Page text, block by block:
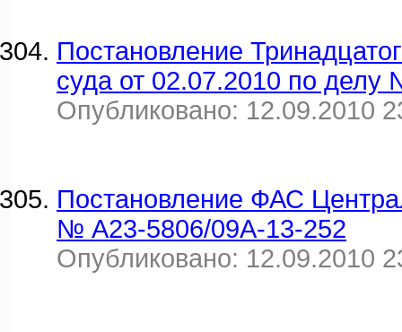
Постановление
суда от 02.07.2010 по
Опубликовано: 12.09.2010
Постановление ФАС
№ А23-5806/09А-13-252
Опубликовано: 12.09.2010